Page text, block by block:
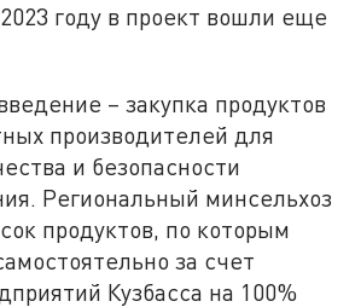
году в проект вошли еще
– закупка продуктов
производителей для
и безопасности
Региональный минсельхоз
продуктов, по которым
за счет
Кузбасса на 100%